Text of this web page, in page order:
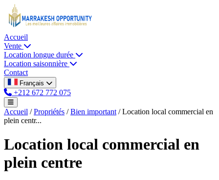
Accueil
Vente
Location longue durée
Location saisonnière
Contact
Français
+212 672 772 075
Accueil / Propriétés / Bien important / Location local commercial en
plein centr...
Location local commercial en
plein centre